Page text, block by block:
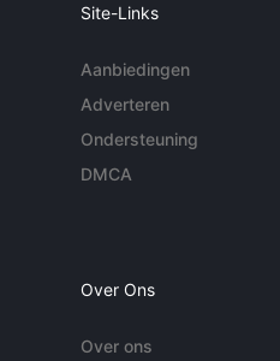
Site-Links
Aanbiedingen
Adverteren
Ondersteuning
DMCA
Over Ons
Over ons